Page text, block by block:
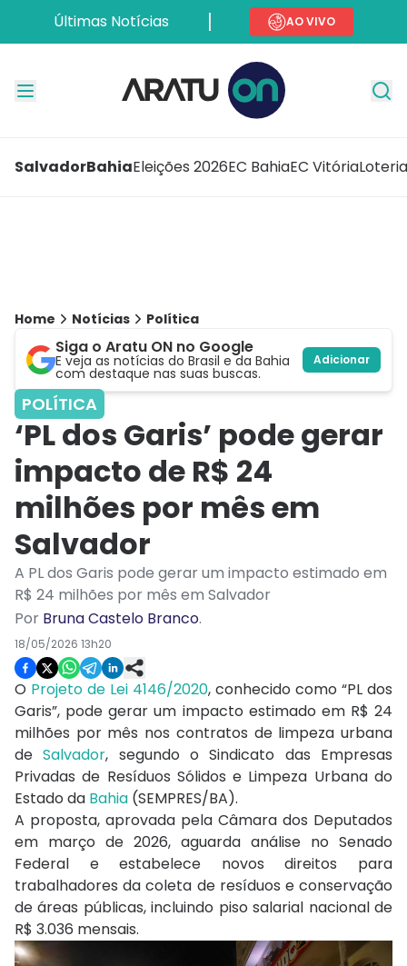
Últimas Notícias AO VIVO
SalvadorBahiaEleições 2026EC BahiaEC Vitória
Home Notícias Política
Siga o Aratu ON no Google
E veja as notícias do Brasil e da Bahia
com destaque nas suas buscas.
Adicionar
POLÍTICA
‘PL dos Garis’ pode gerar
impacto de R$ 24
milhões por mês em
Salvador
A PL dos Garis pode gerar um impacto estimado em
R$ 24 milhões por mês em Salvador
Por Bruna Castelo Branco.
18/05/2026 13h20
O Projeto de Lei 4146/2020, conhecido como “PL dos
Garis”, pode gerar um impacto estimado em R$ 24
milhões por mês nos contratos de limpeza urbana
deSalvador, segundo oSindicato das Empresas
Privadas de Resíduos Sólidos e Limpeza Urbana do
Estado da Bahia (SEMPRES/BA).
A proposta, aprovada pela Câmara dos Deputados
em março de 2026, aguarda análise no Senado
Federal e estabelece novos direitos para
trabalhadores da coleta de resíduos e conservação
de áreas públicas, incluindo piso salarial nacional de
R$ 3.036 mensais.